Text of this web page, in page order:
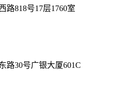
路818号17层1760室
路30号广银大厦601C